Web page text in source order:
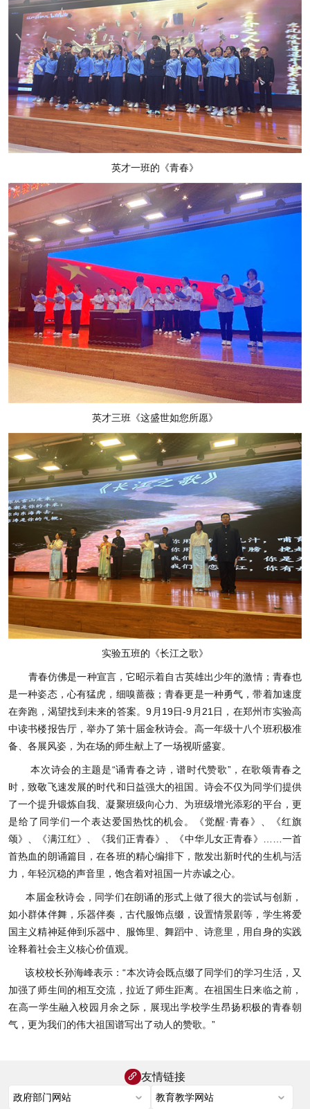
英才一班的《青春》
英才三班《这盛世如您所愿》
实验五班的《长江之歌》
青春仿佛是一种宣言，它昭示着自古英雄出少年的激情；青春也
是一种姿态，心有猛虎，细嗅蔷薇；青春更是一种勇气，带着加速度
在奔跑，渴望找到未来的答案。9月19日-9月21日，在郑州市实验高
中读书楼报告厅，举办了第十届金秋诗会。高一年级十八个班积极准
备、各展风姿，为在场的师生献上了一场视听盛宴。
本次诗会的主题是“诵青春之诗，谱时代赞歌”，在歌颂青春之
时，致敬飞速发展的时代和日益强大的祖国。诗会不仅为同学们提供
了一个提升锻炼自我、凝聚班级向心力、为班级增光添彩的平台，更
是给了同学们一个表达爱国热忱的机会。《觉醒·青春》、《红旗
颂》、《满江红》、《我们正青春》、《中华儿女正青春》……一首
首热血的朗诵篇目，在各班的精心编排下，散发出新时代的生机与活
力，年轻沉稳的声音里，饱含着对祖国一片赤诚之心。
本届金秋诗会，同学们在朗诵的形式上做了很大的尝试与创新，
如小群体伴舞，乐器伴奏，古代服饰点缀，设置情景剧等，学生将爱
国主义精神延伸到乐器中、服饰里、舞蹈中、诗意里，用自身的实践
诠释着社会主义核心价值观。
该校校长孙海峰表示：“本次诗会既点缀了同学们的学习生活，又
加强了师生间的相互交流，拉近了师生距离。在祖国生日来临之前，
在高一学生融入校园月余之际，展现出学校学生昂扬积极的青春朝
气，更为我们的伟大祖国谱写出了动人的赞歌。”
友情链接